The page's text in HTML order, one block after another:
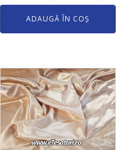
ADAUGĂ ÎN COȘ